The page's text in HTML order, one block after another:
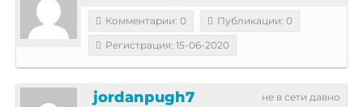
Комментарии: 0
Публикации: 0
Регистрация: 15-06-2020
не в сети давно
jordanpugh7